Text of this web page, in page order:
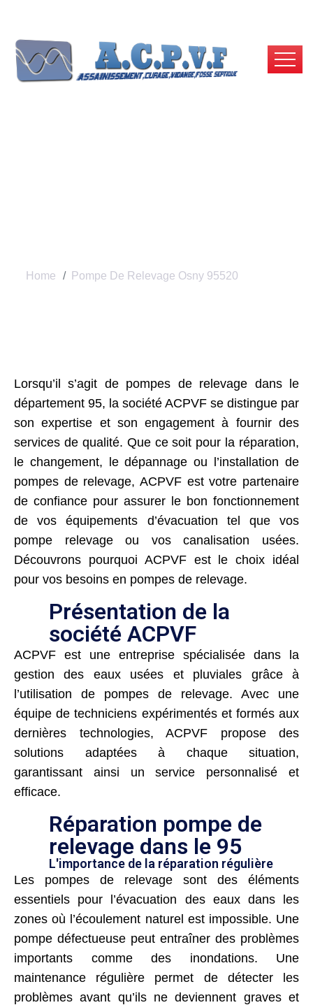
Home Pompe De Relevage Osny 95520
Lorsqu’il s’agit de pompes de relevage dans le
département 95, la société ACPVF se distingue par
son expertise et son engagement à fournir des
services de qualité. Que ce soit pour la réparation,
le changement, le dépannage ou l’installation de
pompes de relevage, ACPVF est votre partenaire
de confiance pour assurer le bon fonctionnement
de vos équipements d’évacuation tel que vos
pompe relevage ou vos canalisation usées.
Découvrons pourquoi ACPVF est le choix idéal
pour vos besoins en pompes de relevage.
Présentation de la
société ACPVF
ACPVF est une entreprise spécialisée dans la
gestion des eaux usées et pluviales grâce à
l’utilisation de pompes de relevage. Avec une
équipe de techniciens expérimentés et formés aux
dernières technologies, ACPVF propose des
solutions adaptées à chaque situation,
garantissant ainsi un service personnalisé et
efficace.
Réparation pompe de
relevage dans le 95
L'importance de la réparation régulière
Les pompes de relevage sont des éléments
essentiels pour l’évacuation des eaux dans les
zones où l’écoulement naturel est impossible. Une
pompe défectueuse peut entraîner des problèmes
importants comme des inondations. Une
maintenance régulière permet de détecter les
problèmes avant qu’ils ne deviennent graves et